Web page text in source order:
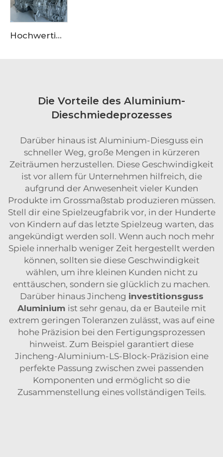
Hochwertige Motoraufbauverkleidung aus Aluminiumlegierung für OEM-Güte, geeignet für den Einkauf bei großen Lieferanten
Die Vorteile des Aluminium-
Dieschmiedeprozesses
Darüber hinaus ist Aluminium-Diesguss ein
schneller Weg, große Mengen in kürzeren
Zeiträumen herzustellen. Diese Geschwindigkeit
ist vor allem für Unternehmen hilfreich, die
aufgrund der Anwesenheit vieler Kunden
Produkte im Grossmaßstab produzieren müssen.
Stell dir eine Spielzeugfabrik vor, in der Hunderte
von Kindern auf das letzte Spielzeug warten, das
angekündigt werden soll. Wenn auch noch mehr
Spiele innerhalb weniger Zeit hergestellt werden
können, sollten sie diese Geschwindigkeit
wählen, um ihre kleinen Kunden nicht zu
enttäuschen, sondern sie glücklich zu machen.
Darüber hinaus Jincheng investitionsguss
Aluminium ist sehr genau, da er Bauteile mit
extrem geringen Toleranzen zulässt, was auf eine
hohe Präzision bei den Fertigungsprozessen
hinweist. Zum Beispiel garantiert diese
Jincheng-Aluminium-LS-Block-Präzision eine
perfekte Passung zwischen zwei passenden
Komponenten und ermöglicht so die
Zusammenstellung eines vollständigen Teils.